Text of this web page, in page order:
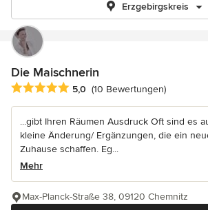
Erzgebirgskreis
Die Maischnerin
Durchschnittliche Bewertung: 5 von 5
5,0 (10 Bewertungen)
...gibt Ihren Räumen Ausdruck Oft sind es
kleine Änderung/ Ergänzungen, die ein
Zuhause schaffen. Eg...
Mehr
Max-Planck-Straße 38, 09120 Chemnitz